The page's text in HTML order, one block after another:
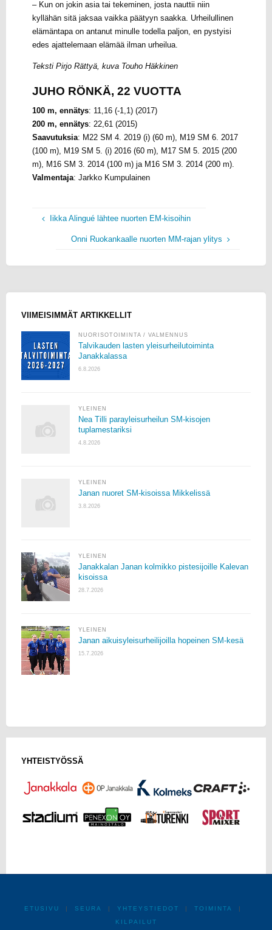
– Kun on jokin asia tai tekeminen, josta nauttii niin
kyllähän sitä jaksaa vaikka päätyyn saakka. Urheilullinen
elämäntapa on antanut minulle todella paljon, en pystyisi
edes ajattelemaan elämää ilman urheilua.
Teksti Pirjo Rättyä, kuva Touho Häkkinen
JUHO RÖNKÄ, 22 VUOTTA
100 m, ennätys: 11,16 (-1,1) (2017)
200 m, ennätys: 22,61 (2015)
Saavutuksia: M22 SM 4. 2019 (i) (60 m), M19 SM 6. 2017
(100 m), M19 SM 5. (i) 2016 (60 m), M17 SM 5. 2015 (200
m), M16 SM 3. 2014 (100 m) ja M16 SM 3. 2014 (200 m).
Valmentaja: Jarkko Kumpulainen
Iikka Alingué lähtee nuorten EM-kisoihin
Onni Ruokankaalle nuorten MM-rajan ylitys
VIIMEISIMMÄT ARTIKKELLIT
NUORISOTOIMINTA /VALMENNUS
Talvikauden lasten yleisurheilutoiminta
Janakkalassa
6.8.2026
YLEINEN
Nea Tilli parayleisurheilun SM-kisojen
tuplamestariksi
4.8.2026
YLEINEN
Janan nuoret SM-kisoissa Mikkelissä
3.8.2026
YLEINEN
Janakkalan Janan kolmikko pistesijoille Kalevan
kisoissa
28.7.2026
YLEINEN
Janan aikuisyleisurheilijoilla hopeinen SM-kesä
15.7.2026
YHTEISTYÖSSÄ
ETUSIVU | SEURA | YHTEYSTIEDOT | TOIMINTA
|
KILPAILUT